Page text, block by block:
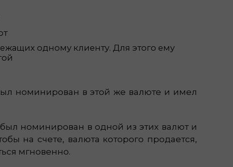
одному клиенту. Для этого ему
номинирован в этой же валюте и имел
номинирован в одной из этих валют и
на счете, валюта которого продается,
мгновенно.